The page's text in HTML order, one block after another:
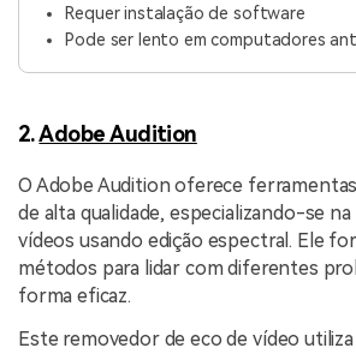
Requer instalação de software
Pode ser lento em computadores
2.Adobe Audition
O Adobe Audition oferece
de alta qualidade, especializando-se
vídeos usando edição espectral. Ele
métodos para lidar com diferentes
forma eficaz.
Este removedor de eco de vídeo